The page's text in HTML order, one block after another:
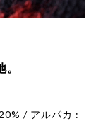
/ アルパカ :